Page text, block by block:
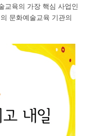
교육의 가장 핵심 사업인
문화예술교육 기관의